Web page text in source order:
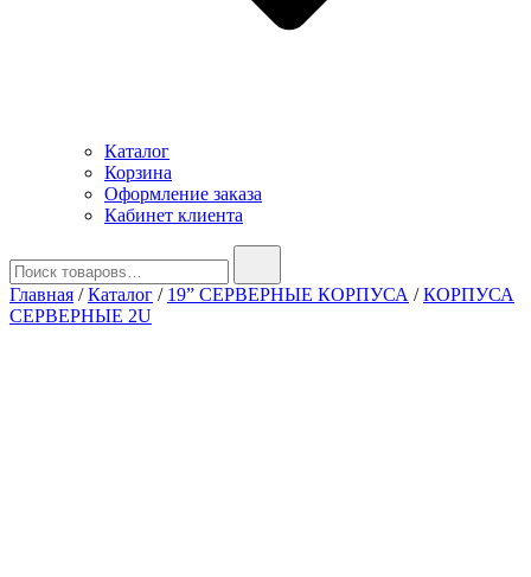
Каталог
Корзина
Оформление заказа
Кабинет клиента
Главная /Каталог / 19” СЕРВЕРНЫЕ КОРПУСА /КОРПУСА
СЕРВЕРНЫЕ 2U